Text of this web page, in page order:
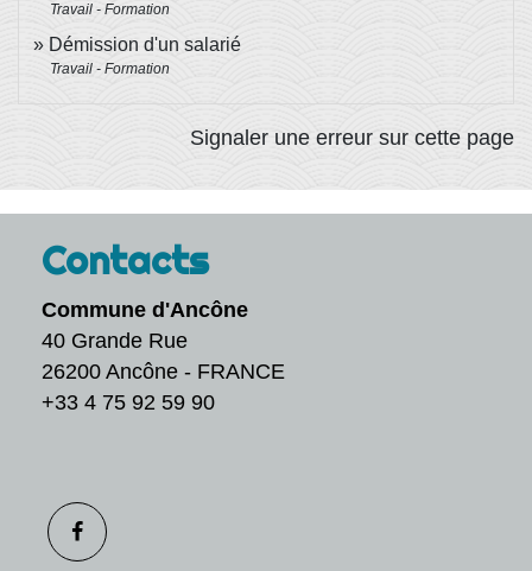
Travail - Formation
Démission d'un salarié
Travail - Formation
Signaler une erreur sur cette page
Contacts
Commune d'Ancône
40 Grande Rue
26200 Ancône - FRANCE
+33 4 75 92 59 90